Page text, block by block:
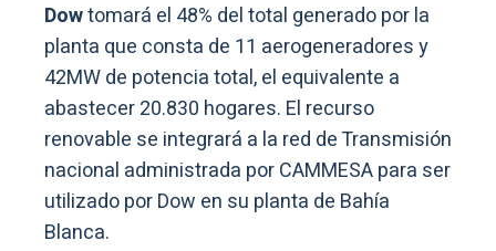
Dowtomará el 48% del total generado por la
planta que consta de 11 aerogeneradores y
42MW de potencia total, el equivalente a
abastecer 20.830 hogares. El recurso
renovable se integrará a la red de Transmisión
nacional administrada por CAMMESA para ser
utilizado por Dow en su planta de Bahía
Blanca.